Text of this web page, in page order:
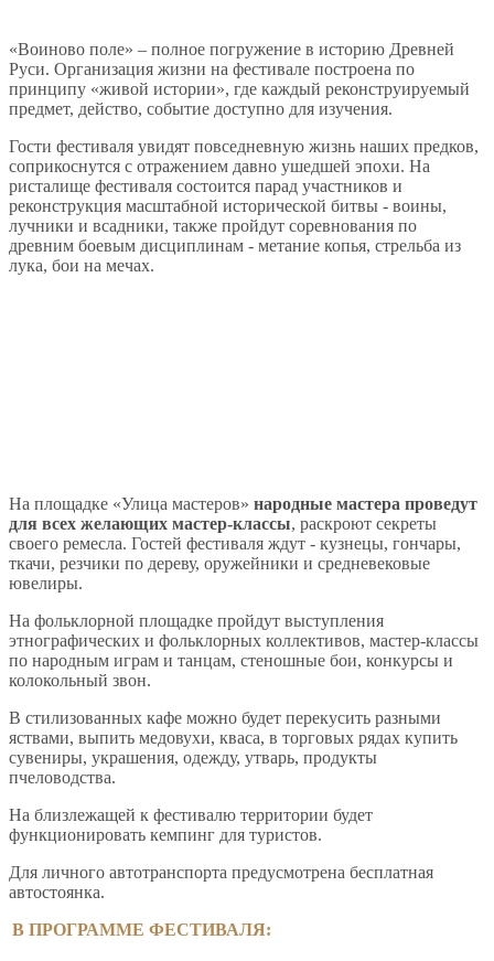
«Воиново поле» – полное погружение в историю Древней
Руси. Организация жизни на фестивале построена по
принципу «живой истории», где каждый реконструируемый
предмет, действо, событие доступно для изучения.
Гости фестиваля увидят повседневную жизнь наших предков,
соприкоснутся с отражением давно ушедшей эпохи. На
ристалище фестиваля состоится парад участников и
реконструкция масштабной исторической битвы - воины,
лучники и всадники, также пройдут соревнования по
древним боевым дисциплинам - метание копья, стрельба из
лука, бои на мечах.
На площадке «Улица мастеров» народные мастера проведут
для всех желающих мастер-классы, раскроют секреты
своего ремесла. Гостей фестиваля ждут - кузнецы, гончары,
ткачи, резчики по дереву, оружейники и средневековые
ювелиры.
На фольклорной площадке пройдут выступления
этнографических и фольклорных коллективов, мастер-классы
по народным играм и танцам, стеношные бои, конкурсы и
колокольный звон.
В стилизованных кафе можно будет перекусить разными
яствами, выпить медовухи, кваса, в торговых рядах купить
сувениры, украшения, одежду, утварь, продукты
пчеловодства.
На близлежащей к фестивалю территории будет
функционировать кемпинг для туристов.
Для личного автотранспорта предусмотрена бесплатная
автостоянка.
В ПРОГРАММЕ ФЕСТИВАЛЯ: